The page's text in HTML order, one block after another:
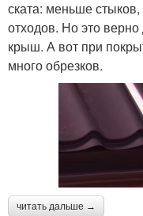
ската: меньше
отходов. Но это
крыш. А вот при
много обрезков.
читать дальше →